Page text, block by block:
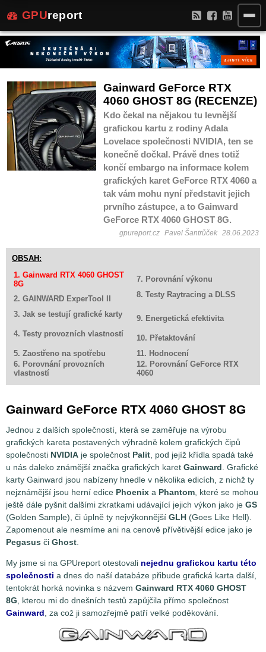
GPUreport
Gainward GeForce RTX
4060 GHOST 8G (RECENZE)
Kdo čekal na nějakou tu levnější
grafickou kartu z rodiny Adala
Lovelace společnosti NVIDIA, ten se
konečně dočkal. Právě dnes totiž
končí embargo na informace kolem
grafických karet GeForce RTX 4060 a
tak vám mohu nyní představit jejich
prvního zástupce, a to Gainward
GeForce RTX 4060 GHOST 8G.
gpureport.cz Pavel Šantrůček 28.06.2023
OBSAH:
1. Gainward RTX 4060 GHOST
8G
7. Porovnání výkonu
2. GAINWARD ExperTool II 8. Testy Raytracing a DLSS
3. Jak se testují grafické karty
9. Energetická efektivita
4. Testy provozních vlastností
10. Přetaktování
5. Zaostřeno na spotřebu
11. Hodnocení
6. Porovnání provozních
vlastností
12. Porovnání GeForce RTX
4060
Gainward GeForce RTX 4060 GHOST 8G
Jednou z dalších společností, která se zaměřuje na výrobu
grafických kareta postavených výhradně kolem grafických čipů
společnosti NVIDIA je společnost Palit, pod jejíž křídla spadá také
u nás daleko známější značka grafických karet Gainward. Grafické
karty Gainward jsou nabízeny hnedle v několika edicích, z nichž ty
nejznámější jsou herní edice Phoenix a Phantom, které se mohou
ještě dále pyšnit dalšími zkratkami udávající jejich výkon jako je GS
(Golden Sample), či úplně ty nejvýkonnější GLH (Goes Like Hell).
Zapomenout ale nesmíme ani na cenově přívětivější edice jako je
Pegasus či Ghost.
My jsme si na GPUreport otestovali nejednu grafickou kartu této
společnosti a dnes do naší databáze přibude grafická karta další,
tentokrát horká novinka s názvem Gainward RTX 4060 GHOST
8G, kterou mi do dnešních testů zapůjčila přímo společnost
Gainward, za což ji samozřejmě patří velké poděkování.